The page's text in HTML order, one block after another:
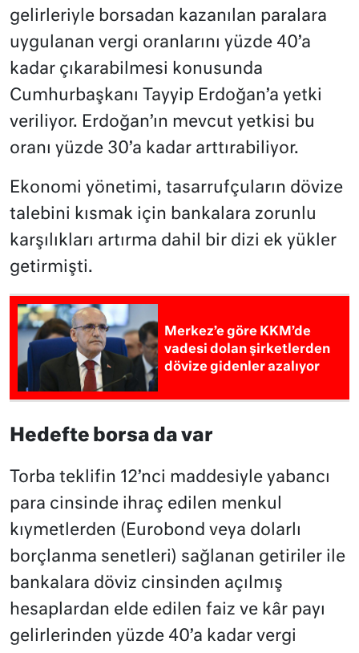
gelirleriyle borsadan kazanılan paralara
uygulanan vergi oranlarını yüzde 40’a
kadar çıkarabilmesi konusunda
Cumhurbaşkanı Tayyip Erdoğan’a yetki
veriliyor. Erdoğan’ın mevcut yetkisi bu
oranı yüzde 30’a kadar arttırabiliyor.
Ekonomi yönetimi, tasarrufçuların dövize
talebini kısmak için bankalara zorunlu
karşılıkları artırma dahil bir dizi ek yükler
getirmişti.
Merkez’e göre KKM’de
vadesi dolan şirketlerden
dövize gidenler azalıyor
Hedefte borsa da var
Torba teklifin 12’nci maddesiyle yabancı
para cinsinde ihraç edilen menkul
kıymetlerden (Eurobond veya dolarlı
borçlanma senetleri) sağlanan getiriler ile
bankalara döviz cinsinden açılmış
hesaplardan elde edilen faiz ve kâr payı
gelirlerinden yüzde 40’a kadar vergi